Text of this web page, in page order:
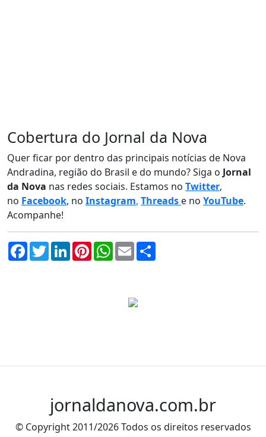
Cobertura do Jornal da Nova
Quer ficar por dentro das principais notícias de Nova
Andradina, região do Brasil e do mundo? Siga o Jornal
da Nova nas redes sociais. Estamos no Twitter,
no Facebook, no Instagram, Threads e no YouTube.
Acompanhe!
Facebook
TwitterLinkedInPinterestWhatsApp
Email
jornaldanova.com.br
© Copyright 2011/2026 Todos os direitos reservados